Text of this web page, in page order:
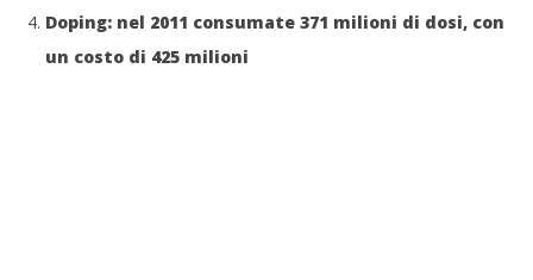
Doping: nel 2011 consumate 371 milioni di dosi, con
un costo di 425 milioni